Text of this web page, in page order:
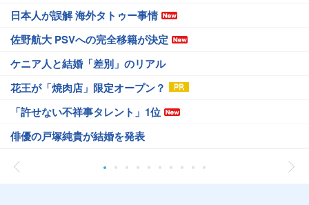
日本人が誤解 海外タトゥー事情
佐野航大 PSVへの完全移籍が決定
ケニア人と結婚「差別」のリアル
花王が「焼肉店」限定オープン？
「許せない不祥事タレント」1位
俳優の戸塚純貴が結婚を発表